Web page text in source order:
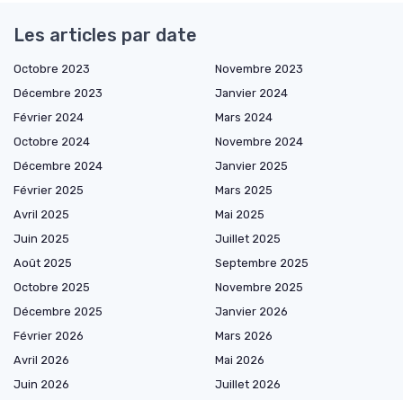
Les articles par date
Octobre 2023
Novembre 2023
Décembre 2023
Janvier 2024
Février 2024
Mars 2024
Octobre 2024
Novembre 2024
Décembre 2024
Janvier 2025
Février 2025
Mars 2025
Avril 2025
Mai 2025
Juin 2025
Juillet 2025
Août 2025
Septembre 2025
Octobre 2025
Novembre 2025
Décembre 2025
Janvier 2026
Février 2026
Mars 2026
Avril 2026
Mai 2026
Juin 2026
Juillet 2026